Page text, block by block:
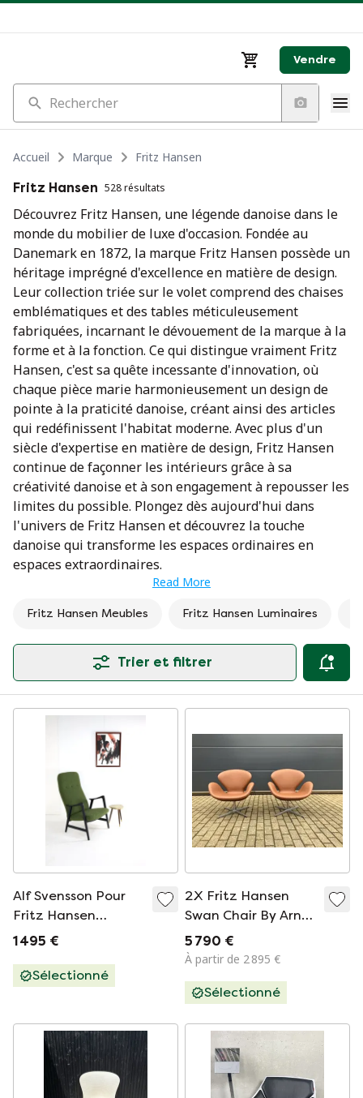
Vendre
Rechercher
Accueil Marque
Fritz Hansen
Fritz Hansen 528 résultats
Découvrez Fritz Hansen, une légende danoise dans le
monde du mobilier de luxe d'occasion. Fondée au
Danemark en 1872, la marque Fritz Hansen possède un
héritage imprégné d'excellence en matière de design.
Leur collection triée sur le volet comprend des chaises
emblématiques et des tables méticuleusement
fabriquées, incarnant le dévouement de la marque à la
forme et à la fonction. Ce qui distingue vraiment Fritz
Hansen, c'est sa quête incessante d'innovation, où
chaque pièce marie harmonieusement un design de
pointe à la praticité danoise, créant ainsi des articles
qui redéfinissent l'habitat moderne. Avec plus d'un
siècle d'expertise en matière de design, Fritz Hansen
continue de façonner les intérieurs grâce à sa
créativité danoise et à son engagement à repousser les
limites du possible. Plongez dès aujourd'hui dans
l'univers de Fritz Hansen et découvrez la touche
danoise qui transforme les espaces ordinaires en
espaces extraordinaires.
Read More
Fritz Hansen Meubles Fritz Hansen Luminaires
Trier et filtrer
Alf Svensson Pour
Fritz Hansen
Fauteuil Kontor
1 495 €
Sélectionné
2X Fritz Hansen
Swan Chair By Arne
Jacobsen In Cognac
Leather, New
5 790 €
À partir de 2 895 €
Sélectionné